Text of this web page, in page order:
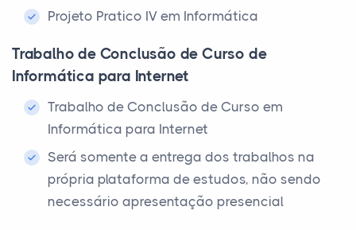
Projeto Pratico IV em Informática
Trabalho de Conclusão de Curso de
Informática para Internet
Trabalho de Conclusão de Curso em
Informática para Internet
Será somente a entrega dos trabalhos na
própria plataforma de estudos, não sendo
necessário apresentação presencial